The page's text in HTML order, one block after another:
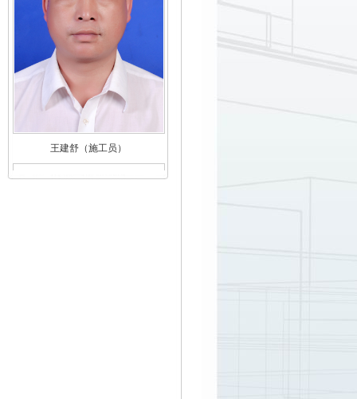
王建舒（施工员）